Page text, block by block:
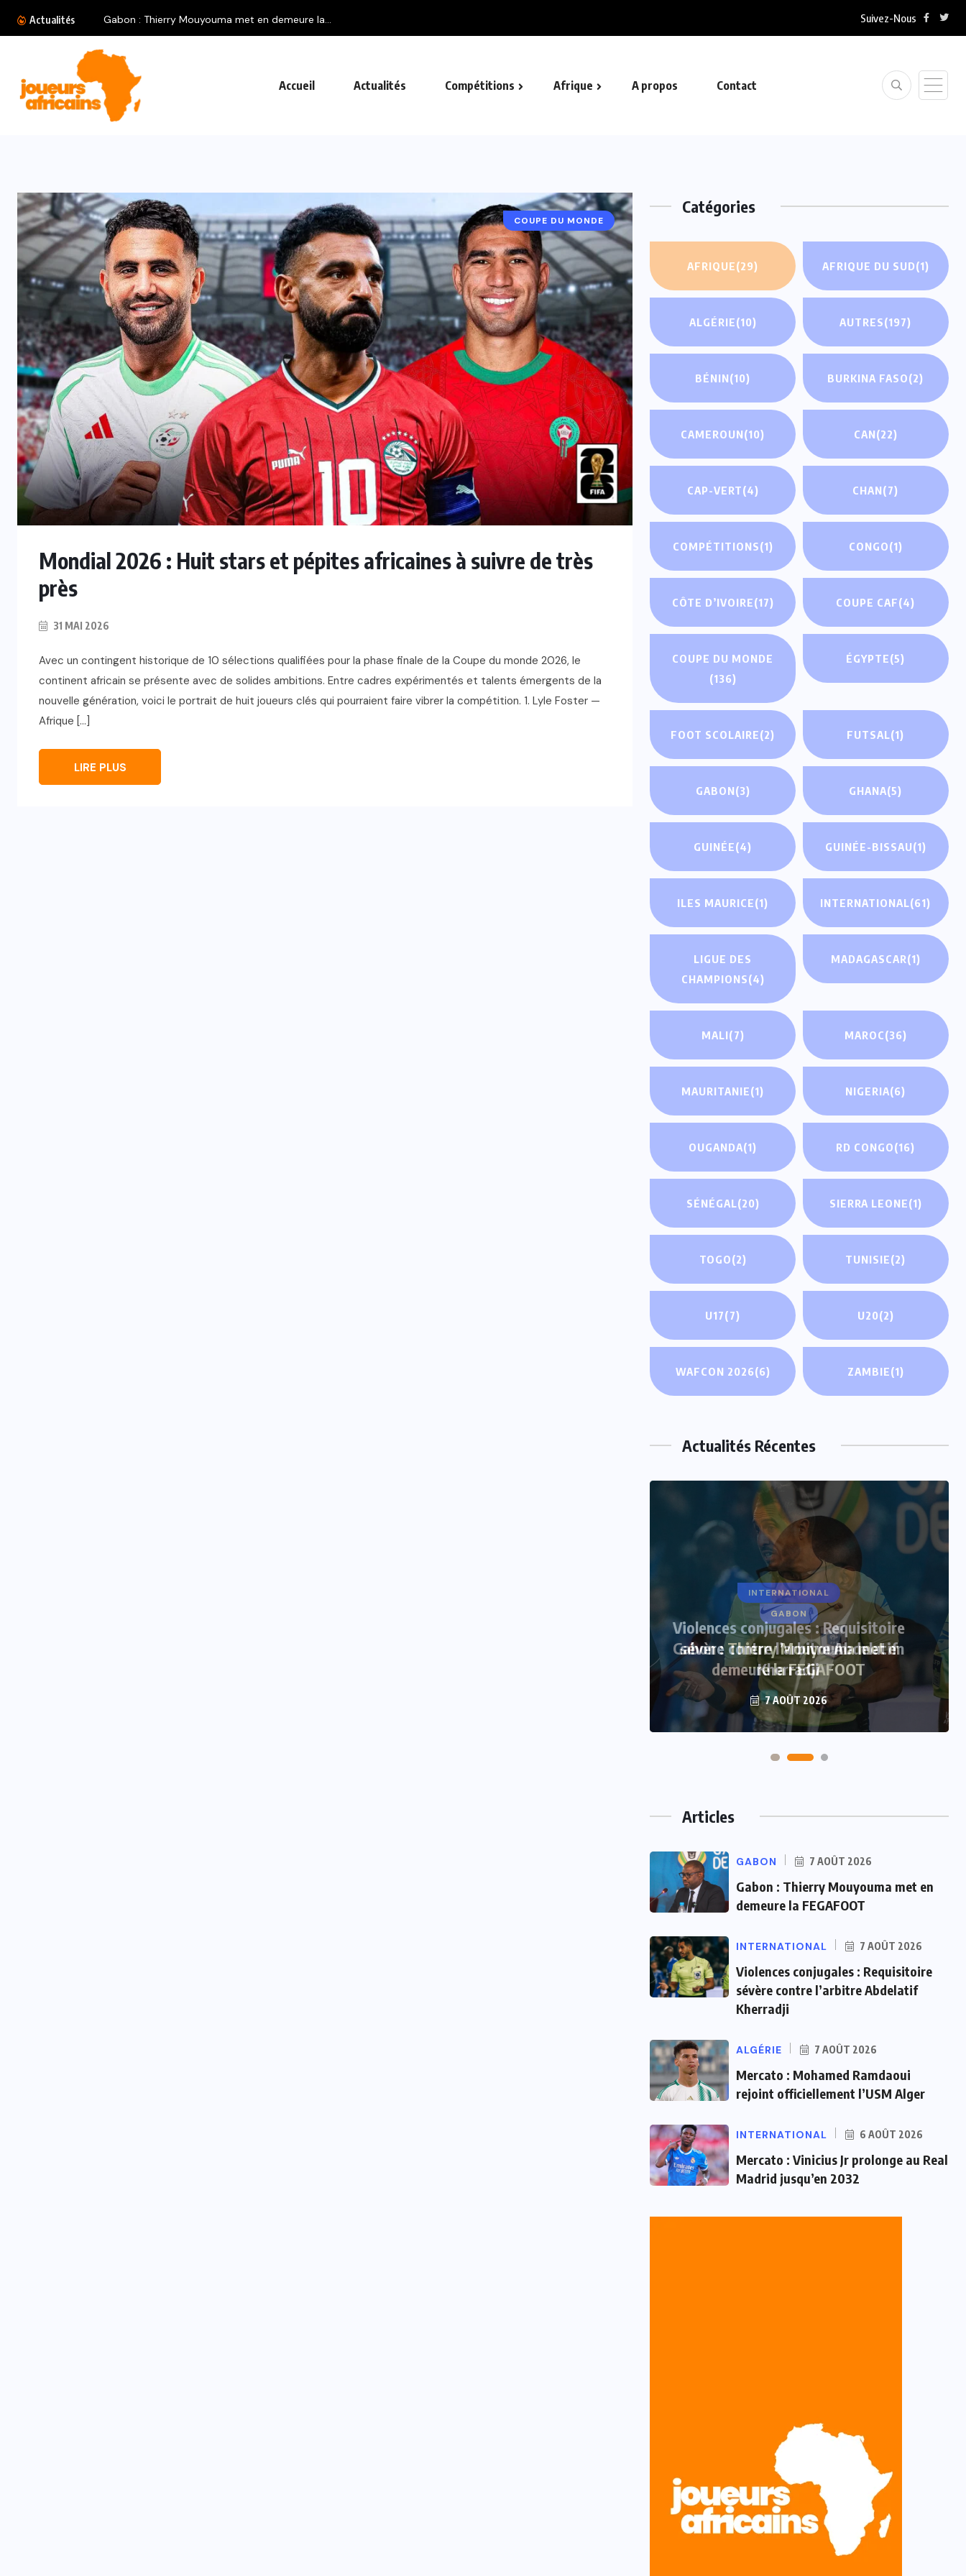
Actualités Gabon : Thierry Mouyouma met en demeure la... Suivez-Nous
Accueil Actualités Compétitions Afrique A propos Contact
COUPE DU MONDE
Mondial 2026 : Huit stars et pépites africaines à suivre de très
près
31 MAI 2026
Avec un contingent historique de 10 sélections qualifiées pour la phase finale de la Coupe du monde 2026, le
continent africain se présente avec de solides ambitions. Entre cadres expérimentés et talents émergents de la
nouvelle génération, voici le portrait de huit joueurs clés qui pourraient faire vibrer la compétition. 1. Lyle Foster —
Afrique […]
LIRE PLUS
Catégories
AFRIQUE(29) AFRIQUE DU SUD(1)
ALGÉRIE(10) AUTRES(197)
BÉNIN(10) BURKINA FASO(2)
CAMEROUN(10) CAN(22)
CAP-VERT(4) CHAN(7)
COMPÉTITIONS(1) CONGO(1)
CÔTE D’IVOIRE(17) COUPE CAF(4)
COUPE DU MONDE
(136)
ÉGYPTE(5)
FOOT SCOLAIRE(2) FUTSAL(1)
GABON(3) GHANA(5)
GUINÉE(4) GUINÉE-BISSAU(1)
ILES MAURICE(1) INTERNATIONAL(61)
LIGUE DES
CHAMPIONS(4)
MADAGASCAR(1)
MALI(7) MAROC(36)
MAURITANIE(1) NIGERIA(6)
OUGANDA(1) RD CONGO(16)
SÉNÉGAL(20) SIERRA LEONE(1)
TOGO(2) TUNISIE(2)
U17(7) U20(2)
WAFCON 2026(6) ZAMBIE(1)
Actualités Récentes
INTERNATIONAL
Violences conjugales : Requisitoire
sévère contre l’arbitre Abdelatif
Kherradji
7 AOÛT 2026
Articles
GABON 7 AOÛT 2026
Gabon : Thierry Mouyouma met en
demeure la FEGAFOOT
INTERNATIONAL 7 AOÛT 2026
Violences conjugales : Requisitoire
sévère contre l’arbitre Abdelatif
Kherradji
ALGÉRIE 7 AOÛT 2026
Mercato : Mohamed Ramdaoui
rejoint officiellement l’USM Alger
INTERNATIONAL 6 AOÛT 2026
Mercato : Vinicius Jr prolonge au Real
Madrid jusqu’en 2032